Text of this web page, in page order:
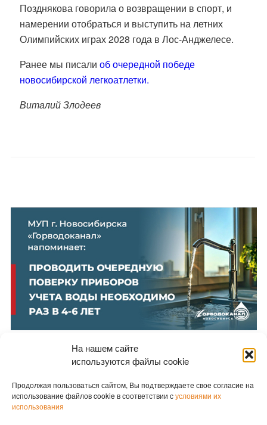
На нашем сайте
используются файлы cookie
Продолжая пользоваться сайтом, Вы подтверждаете свое согласие на
использование файлов cookie в соответствии сусловиями их
использования
Позднякова говорила о возвращении в спорт, и
намерении отобраться и выступить на летних
Олимпийских играх 2028 года в Лос-Анджелесе.
Ранее мы писали об очередной победе
новосибирской легкоатлетки.
Виталий Злодеев
Новости партнеров
Новости СМИ2